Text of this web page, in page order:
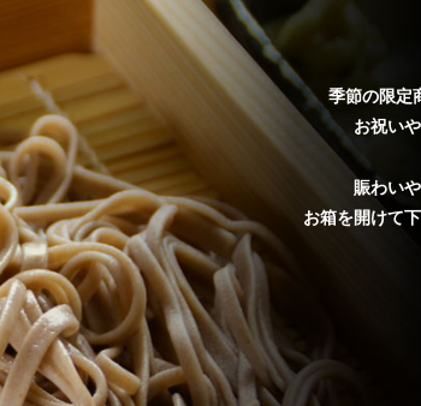
季節の限定
お祝い
賑わい
お箱を開けて